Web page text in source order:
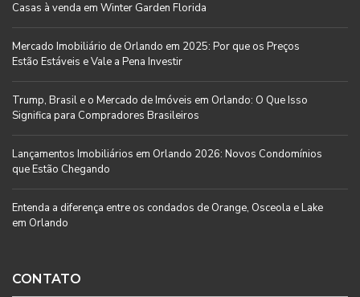
Casas à venda em Winter Garden Florida
Mercado Imobiliário de Orlando em 2025: Por que os Preços
Estão Estáveis e Vale a Pena Investir
Trump, Brasil e o Mercado de Imóveis em Orlando: O Que Isso
Significa para Compradores Brasileiros
Lançamentos Imobiliários em Orlando 2026: Novos Condomínios
que Estão Chegando
Entenda a diferença entre os condados de Orange, Osceola e Lake
em Orlando
CONTATO